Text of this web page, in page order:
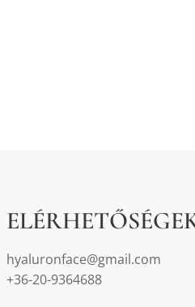
hyaluronface@gmail.com
+36-20-9364688